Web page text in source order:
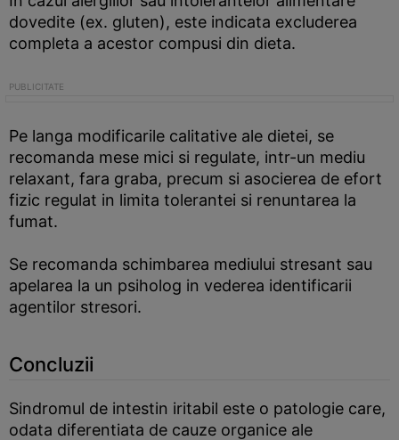
dovedite (ex. gluten), este indicata excluderea
completa a acestor compusi din dieta.
Pe langa modificarile calitative ale dietei, se
recomanda mese mici si regulate, intr-un mediu
relaxant, fara graba, precum si asocierea de efort
fizic regulat in limita tolerantei si renuntarea la
fumat.
Se recomanda schimbarea mediului stresant sau
apelarea la un psiholog in vederea identificarii
agentilor stresori.
Concluzii
Sindromul de intestin iritabil este o patologie care,
odata diferentiata de cauze organice ale